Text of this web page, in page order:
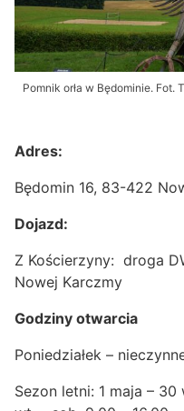
Pomnik orła w Będominie. Fot.
Adres:
Będomin 16, 83-422
Dojazd:
Z Kościerzyny: droga
Nowej Karczmy
Godziny otwarcia
Poniedziałek –
Sezon letni: 1 maja – 30